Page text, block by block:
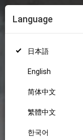
Language
日本語
English
简体中文
繁體中文
한국어